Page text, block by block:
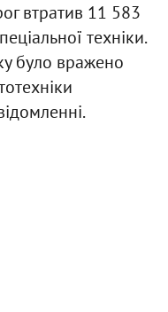
втратив 11 583
техніки.
було вражено